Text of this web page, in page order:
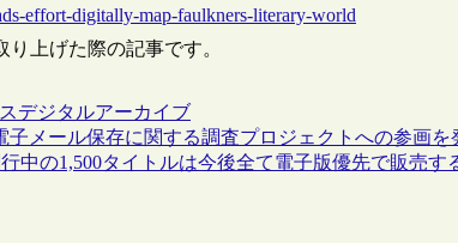
effort-digitally-map-faulkners-literary-world
上げた際の記事です。
デジタルアーカイブ
子メール保存に関する調査プロジェクトへの参画を
中の1,500タイトルは今後全て電子版優先で販売す